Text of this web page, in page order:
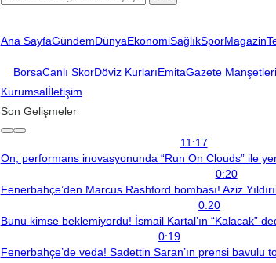
Ana SayfaGündemDünyaEkonomiSağlıkSporMagazin
BorsaCanlı SkorDöviz KurlarıEmitaGazete Manşetleri
Kurumsalİletişim
Son Gelişmeler
11:17
On, performans inovasyonunda “Run On Clouds” ile
0:20
Fenerbahçe’den Marcus Rashford bombası! Aziz
0:20
Bunu kimse beklemiyordu! İsmail Kartal’ın “Kalacak”
0:19
Fenerbahçe’de veda! Sadettin Saran’ın prensi bavulu